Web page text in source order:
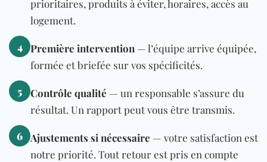
prioritaires, produits à éviter, horaires, accès au
logement.
4
Première intervention — l’équipe arrive équipée,
formée et briefée sur vos spécificités.
5
Contrôle qualité — un responsable s’assure du
résultat. Un rapport peut vous être transmis.
6 Ajustements si nécessaire — votre satisfaction est
notre priorité. Tout retour est pris en compte